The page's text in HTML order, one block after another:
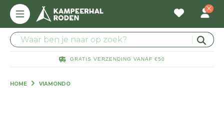
GRATIS VERZENDING VANAF €50
HOME VIAMONDO